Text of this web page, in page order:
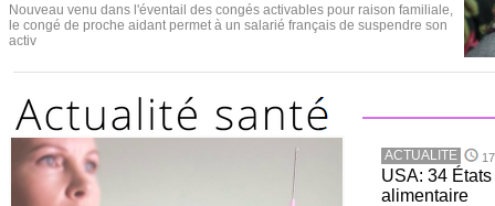
Nouveau venu dans l'éventail des congés activables pour raison familiale,
le congé de proche aidant permet à un salarié français de suspendre son
activ
ACTUALITE
USA: 34
alimentaire